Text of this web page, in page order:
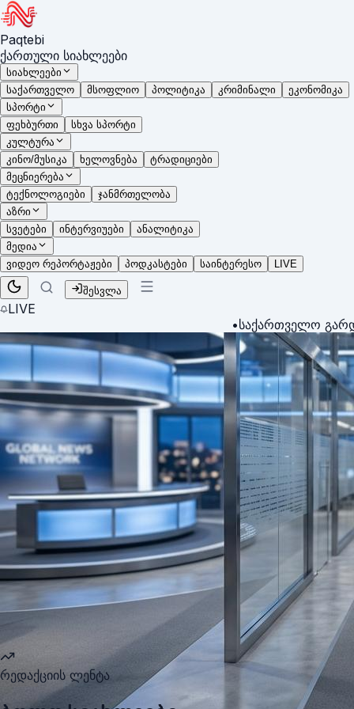
Paqtebi
ქართული სიახლეები
სიახლეები
საქართველო
მსოფლიო პოლიტიკა კრიმინალი
ეკონომიკა
სპორტი
ფეხბურთი
სხვა სპორტი
კულტურა
კინო/მუსიკა
ხელოვნება
ტრადიციები
მეცნიერება
ტექნოლოგიები
ჯანმრთელობა
აზრი
სვეტები
ინტერვიუები
ანალიტიკა
მედია
ვიდეო რეპორტაჟები
პოდკასტები საინტერესო LIVE
შესვლა
LIVE
საქართველო გარდამტეხ
რედაქციის ლენტა